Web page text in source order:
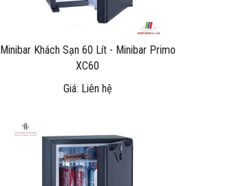
Minibar Khách Sạn 60 Lít - Minibar Primo
XC60
Giá: Liên hệ